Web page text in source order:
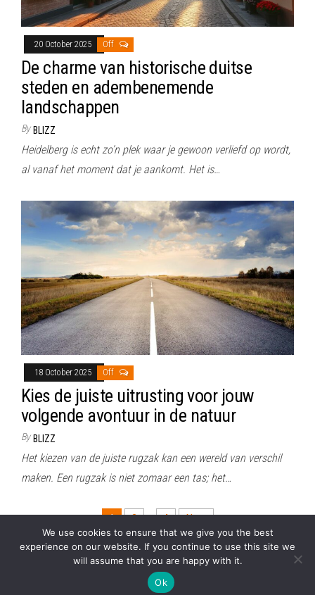
20 October 2025 Off
De charme van historische duitse
steden en adembenemende
landschappen
By BLIZZ
Heidelberg is echt zo’n plek waar je gewoon verliefd op wordt,
al vanaf het moment dat je aankomt. Het is…
18 October 2025 Off
Kies de juiste uitrusting voor jouw
volgende avontuur in de natuur
By BLIZZ
Het kiezen van de juiste rugzak kan een wereld van verschil
maken. Een rugzak is niet zomaar een tas; het…
Posts
pagination
1 2 … 4 Next
Proudly powered by WordPress | Theme:Envo Magazine
We use cookies to ensure that we give you the best
experience on our website. If you continue to use this site we
will assume that you are happy with it.
Ok